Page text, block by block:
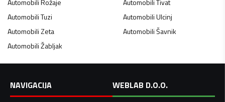
AutomobiliRožaje AutomobiliTivat
AutomobiliTuzi AutomobiliUlcinj
AutomobiliZeta AutomobiliŠavnik
AutomobiliŽabljak
NAVIGACIJA
WEBLAB D.O.O.